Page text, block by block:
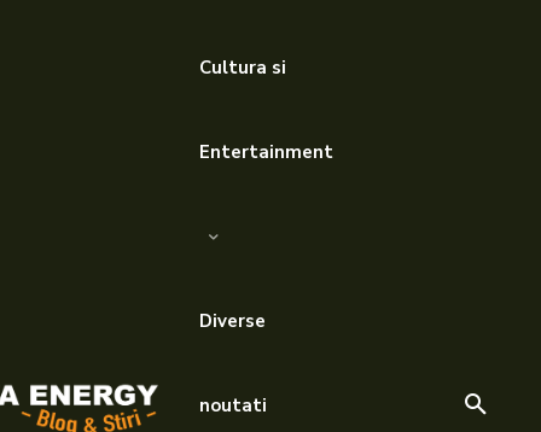
Cultura si
Entertainment
Diverse
noutati